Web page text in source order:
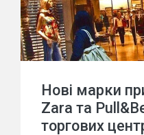
Нові марки
Zara та
торгових